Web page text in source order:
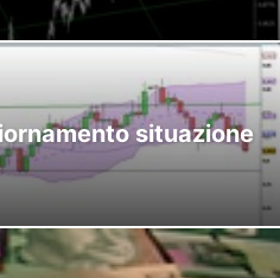
situazione